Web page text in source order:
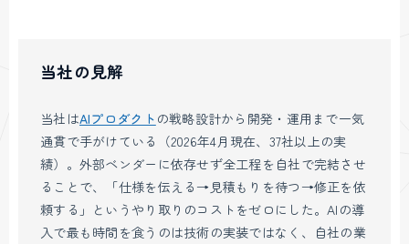
当社の見解
当社はAIプロダクト の戦略設計から開発・運用まで一気
通貫で手がけている（2026年4月現在、37社以上の実
績）。外部ベンダーに依存せず全工程を自社で完結させ
ることで、「仕様を伝える→見積もりを待つ→修正を依
頼する」というやり取りのコストをゼロにした。AIの導
入で最も時間を食うのは技術の実装ではなく、自社の業